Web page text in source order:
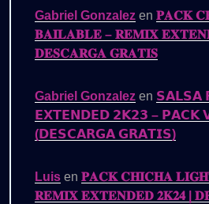
Gabriel Gonzalez en 𝐏𝐀𝐂𝐊
𝐁𝐀𝐈𝐋𝐀𝐁𝐋𝐄 – 𝐑𝐄𝐌𝐈𝐗
𝐃𝐄𝐒𝐂𝐀𝐑𝐆𝐀 𝐆𝐑𝐀𝐓𝐈𝐒
Gabriel Gonzalez en 𝗦𝗔𝗟𝗦𝗔
𝗘𝗫𝗧𝗘𝗡𝗗𝗘𝗗 𝟮𝗞𝟮𝟯 – 𝗣𝗔𝗖𝗞
(𝗗𝗘𝗦𝗖𝗔𝗥𝗚𝗔 𝗚𝗥𝗔𝗧𝗜𝗦)
Luis en 𝐏𝐀𝐂𝐊 𝐂𝐇𝐈𝐂𝐇𝐀
𝐑𝐄𝐌𝐈𝐗 𝐄𝐗𝐓𝐄𝐍𝐃𝐄𝐃 𝟐𝐊𝟐𝟒 |